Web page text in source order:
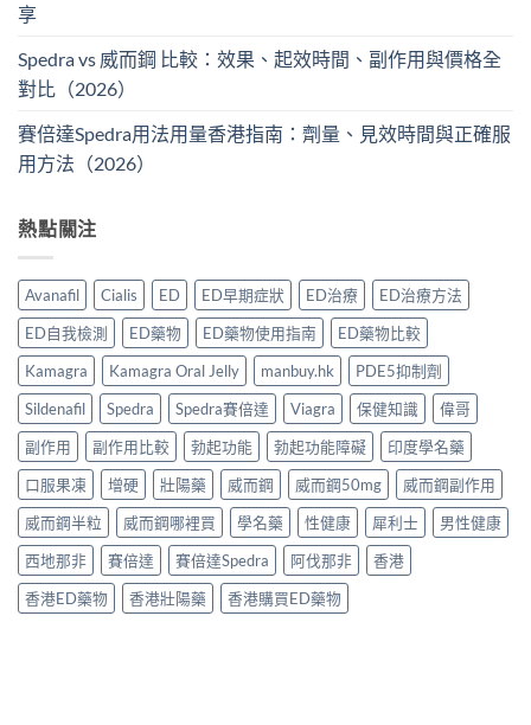
享
Spedra vs 威而鋼 比較：效果、起效時間、副作用與價格全
對比（2026）
賽倍達Spedra用法用量香港指南：劑量、見效時間與正確服
用方法（2026）
熱點關注
Avanafil Cialis ED ED早期症狀 ED治療
ED治療方法
ED自我檢測
ED藥物 ED藥物使用指南
ED藥物比較
Kamagra
Kamagra Oral Jelly manbuy.hk
PDE5抑制劑
Sildenafil
Spedra Spedra賽倍達 Viagra 保健知識
偉哥
副作用
副作用比較 勃起功能 勃起功能障礙
印度學名藥
口服果凍
增硬 壯陽藥 威而鋼 威而鋼50mg
威而鋼副作用
威而鋼半粒
威而鋼哪裡買 學名藥 性健康 犀利士
男性健康
西地那非
賽倍達 賽倍達Spedra 阿伐那非
香港
香港ED藥物
香港壯陽藥 香港購買ED藥物